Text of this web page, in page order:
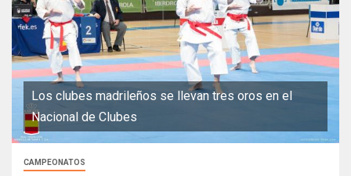
Los clubes madrileños se llevan tres oros en el
Nacional de Clubes
CAMPEONATOS